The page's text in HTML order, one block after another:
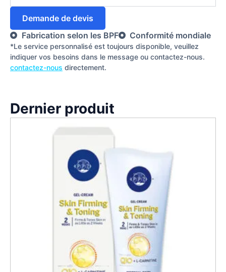
Demande de devis
Fabrication selon les BPF
Conformité mondiale
*Le service personnalisé est toujours disponible, veuillez
indiquer vos besoins dans le message ou contactez-nous.
contactez-nous directement.
Dernier produit